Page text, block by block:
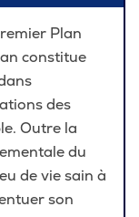
Plan
constitue
des
Outre la
du
de vie sain à
son